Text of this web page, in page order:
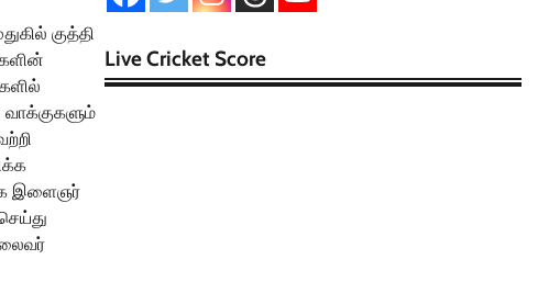
குத்தி
வாக்குகளும்
இளைஞர்
Live Cricket Score